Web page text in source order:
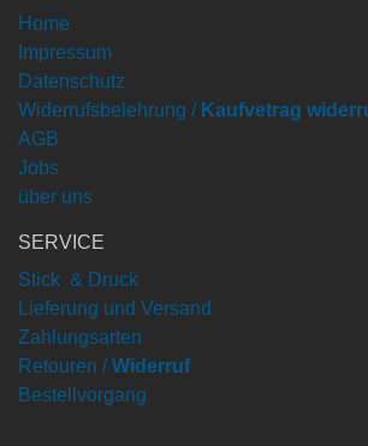
Home
Impressum
Datenschutz
Widerrufsbelehrung / Kaufvetrag
AGB
Jobs
über uns
SERVICE
Stick & Druck
Lieferung und Versand
Zahlungsarten
Retouren / Widerruf
Bestellvorgang